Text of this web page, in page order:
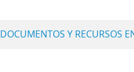
DOCUMENTOS Y RECURSOS